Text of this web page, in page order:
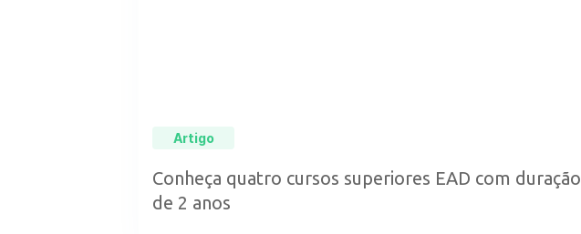
Artigo
Conheça quatro cursos superiores EAD com duração
de 2 anos